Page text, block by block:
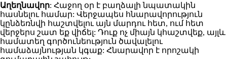
Աղեղնավոր: Հաջող օր է բաղձալի նպատակին
հասնելու համար: Վերջապես հնարավորություն
կընձեռնվի հաշտվելու այն մարդու հետ, ում հետ
վերջերս շատ եք վիճել: Դուք ոչ միայն կհաշտվեք, այլև
համատեղ գործունեություն ծավալելու
համաձայնության կգաք: Հնարավոր է որոշակի